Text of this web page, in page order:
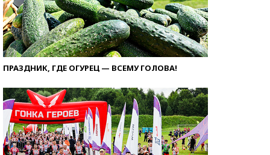
ПРАЗДНИК, ГДЕ ОГУРЕЦ — ВСЕМУ ГОЛОВА!